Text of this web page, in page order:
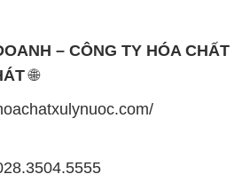
– CÔNG TY HÓA CHẤT
🌐